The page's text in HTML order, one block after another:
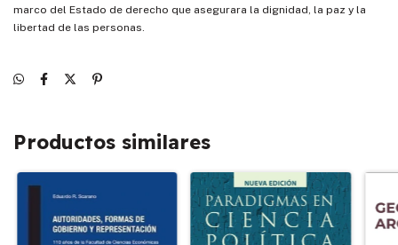
marco del Estado de derecho que asegurara la dignidad, la paz y la
libertad de las personas.
Productos similares